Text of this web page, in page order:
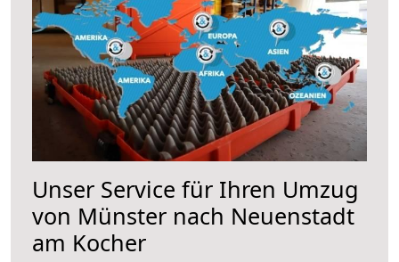
Unser Service für Ihren Umzug
von Münster nach Neuenstadt
am Kocher